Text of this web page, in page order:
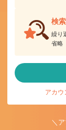
検
繰り
省略
アカウ
＼